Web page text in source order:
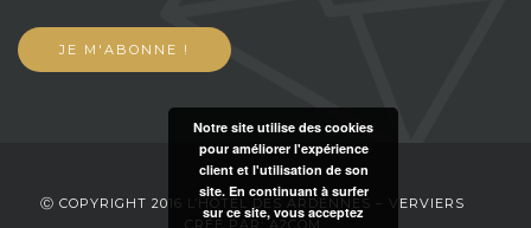
Ⓒ COPYRIGHT 2016 L’HÔTEL DES ARDENNES – VERVIERS
CRÉÉ PAR: A2COM
Notre site utilise des cookies
pour améliorer l'expérience
client et l'utilisation de son
site. En continuant à surfer
sur ce site, vous acceptez